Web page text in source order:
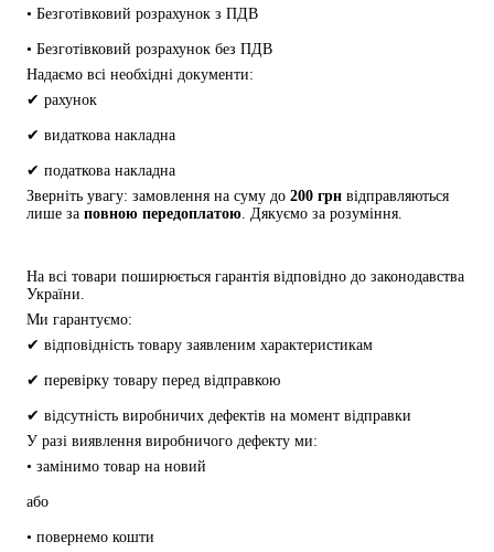
• Безготівковий розрахунок з ПДВ
• Безготівковий розрахунок без ПДВ
Надаємо всі необхідні документи:
✔ рахунок
✔ видаткова накладна
✔ податкова накладна
Зверніть увагу: замовлення на суму до 200 грн відправляються
лише за повною передоплатою. Дякуємо за розуміння.
На всі товари поширюється гарантія відповідно до законодавства
України.
Ми гарантуємо:
✔ відповідність товару заявленим характеристикам
✔ перевірку товару перед відправкою
✔ відсутність виробничих дефектів на момент відправки
У разі виявлення виробничого дефекту ми:
• замінимо товар на новий
або
• повернемо кошти